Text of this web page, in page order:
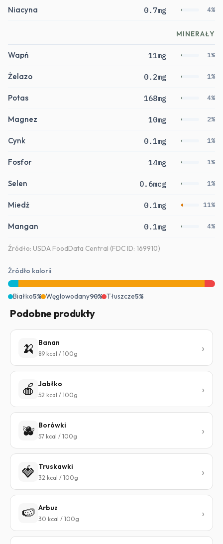
Niacyna 0.7mg 4%
MINERAŁY
Wapń 11mg 1%
Żelazo 0.2mg 1%
Potas 168mg 4%
Magnez 10mg 2%
Cynk 0.1mg 1%
Fosfor 14mg 1%
Selen 0.6mcg 1%
Miedź 0.1mg 11%
Mangan 0.1mg 4%
Źródło: USDA FoodData Central (FDC ID: 169910)
Źródło kalorii
Białko5% Węglowodany90% Tłuszcze5%
Podobne produkty
🍌 Banan
89 kcal / 100g
🍎 Jabłko
52 kcal / 100g
🫐 Borówki
57 kcal / 100g
🍓 Truskawki
32 kcal / 100g
🍉 Arbuz
30 kcal / 100g